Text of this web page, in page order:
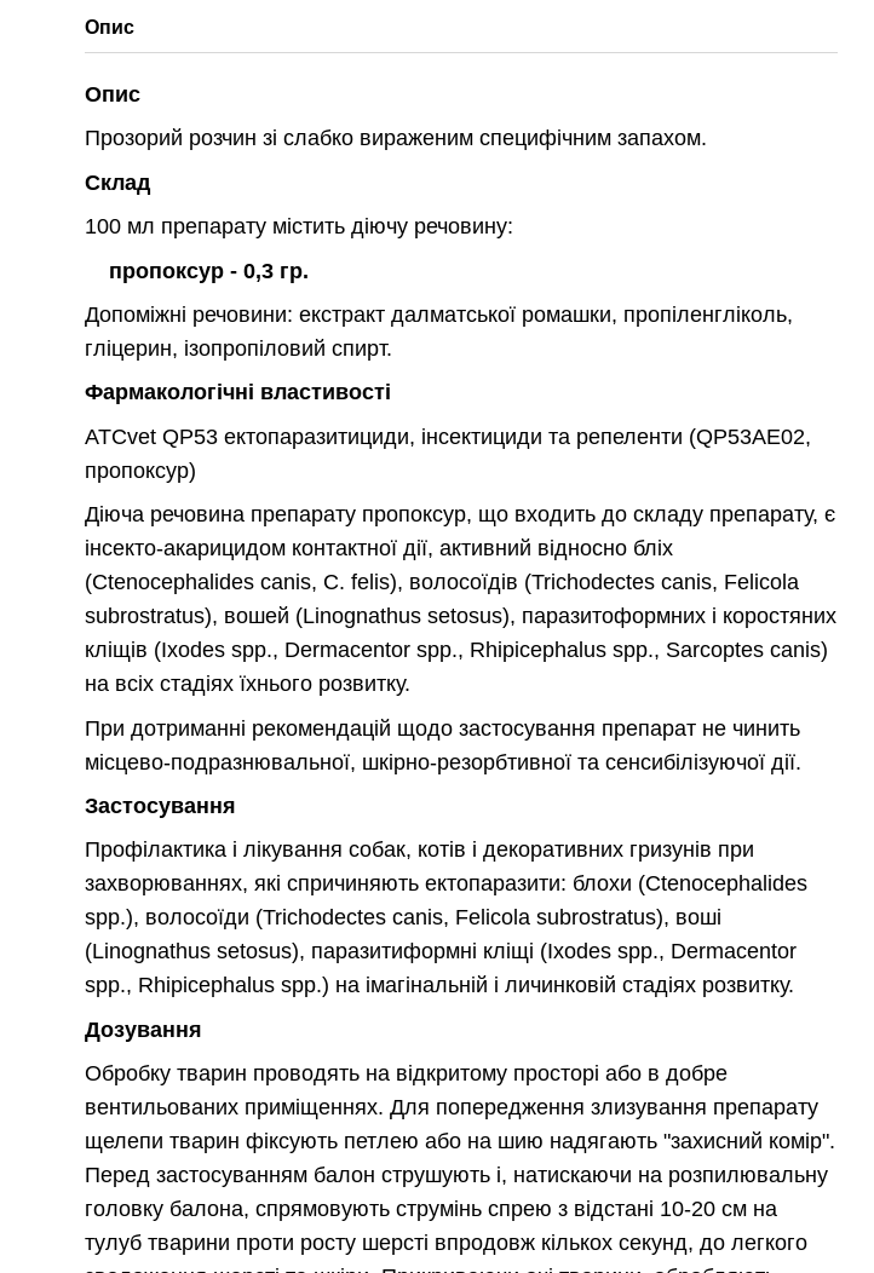
Опис
Опис
Прозорий розчин зі слабко вираженим специфічним запахом.
Склад
100 мл препарату містить діючу речовину:
пропоксур - 0,3 гр.
Допоміжні речовини: екстракт далматської ромашки, пропіленгліколь,
гліцерин, ізопропіловий спирт.
Фармакологічні властивості
ATCvet QP53 ектопаразитициди, інсектициди та репеленти (QP53AE02,
пропоксур)
Діюча речовина препарату пропоксур, що входить до складу препарату, є
інсекто-акарицидом контактної дії, активний відносно бліх
(Ctenocephalides canis, С. felis), волосоїдів (Trichodectes canis, Felicola
subrostratus), вошей (Linognathus setosus), паразитоформних і коростяних
кліщів (Ixodes spp., Dermacentor spp., Rhipicephalus spp., Sarcoptes canis)
на всіх стадіях їхнього розвитку.
При дотриманні рекомендацій щодо застосування препарат не чинить
місцево-подразнювальної, шкірно-резорбтивної та сенсибілізуючої дії.
Застосування
Профілактика і лікування собак, котів і декоративних гризунів при
захворюваннях, які спричиняють ектопаразити: блохи (Ctenocephalides
spp.), волосоїди (Trichodectes canis, Felicola subrostratus), воші
(Linognathus setosus), паразитиформні кліщі (Ixodes spp., Dermacentor
spp., Rhipicephalus spp.) на імагінальній і личинковій стадіях розвитку.
Дозування
Обробку тварин проводять на відкритому просторі або в добре
вентильованих приміщеннях. Для попередження злизування препарату
щелепи тварин фіксують петлею або на шию надягають "захисний комір".
Перед застосуванням балон струшують і, натискаючи на розпилювальну
головку балона, спрямовують струмінь спрею з відстані 10-20 см на
тулуб тварини проти росту шерсті впродовж кількох секунд, до легкого